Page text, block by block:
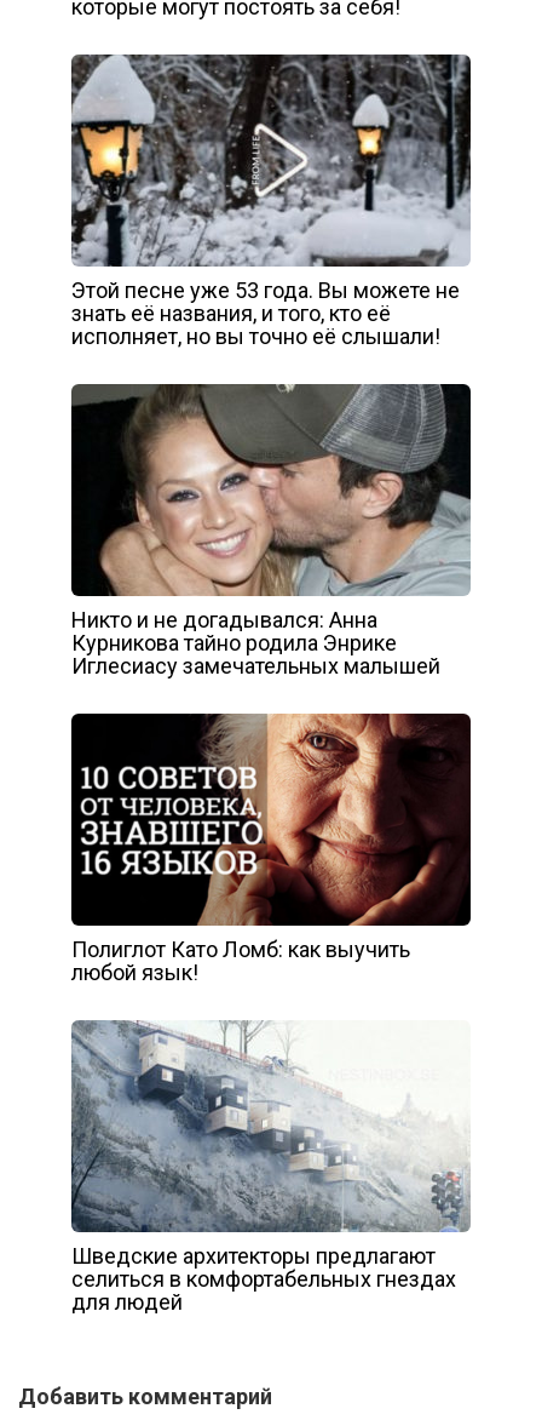
которые могут постоять за себя!
Этой песне уже 53 года. Вы можете не
знать её названия, и того, кто её
исполняет, но вы точно её слышали!
Никто и не догадывался: Анна
Курникова тайно родила Энрике
Иглесиасу замечательных малышей
Полиглот Като Ломб: как выучить
любой язык!
Шведские архитекторы предлагают
селиться в комфортабельных гнездах
для людей
Добавить комментарий